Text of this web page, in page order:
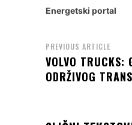
Energetski portal
PREVIOUS ARTICLE
VOLVO TRUCKS:
ODRŽIVOG